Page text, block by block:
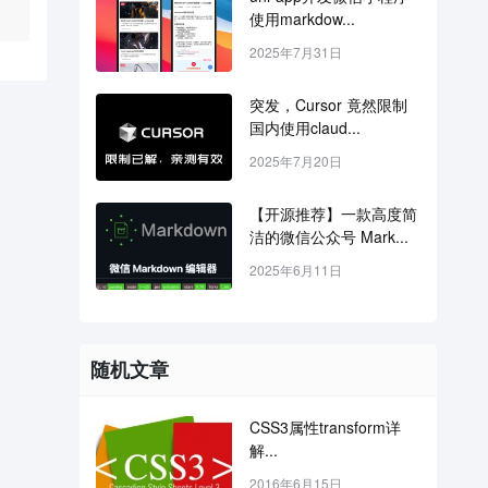
使用markdow...
2025年7月31日
突发，Cursor 竟然限制
国内使用claud...
2025年7月20日
【开源推荐】一款高度简
洁的微信公众号 Mark...
2025年6月11日
随机文章
CSS3属性transform详
解...
2016年6月15日